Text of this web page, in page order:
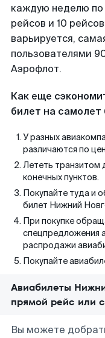
каждую неделю
рейсов и 10
варьируется,
пользователями
Аэрофлот.
Как еще
билет на самолет
У разных
различаются по
Лететь транзитом
конечных пунктов.
Покупайте туда и
билет Нижний
При покупке
спецпредложения
распродажи
Покупайте
Авиабилеты
прямой рейс или
Вы можете